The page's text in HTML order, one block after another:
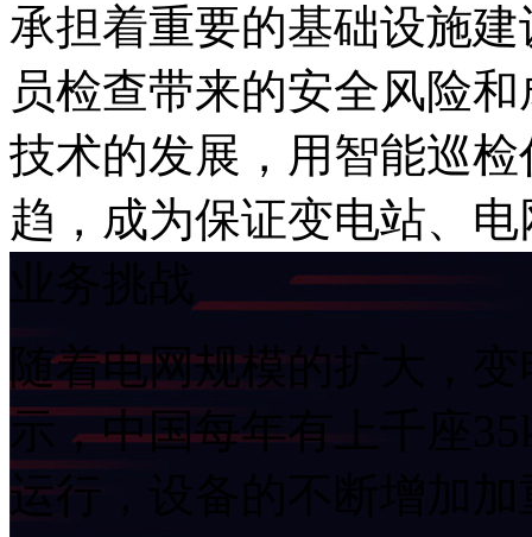
承担着重要的基础设施建设任
员检查带来的安全风险和成本
技术的发展，用
趋，成为保证变电站
随着电网规模的扩大，
示，中国每年有
运行，设备的不